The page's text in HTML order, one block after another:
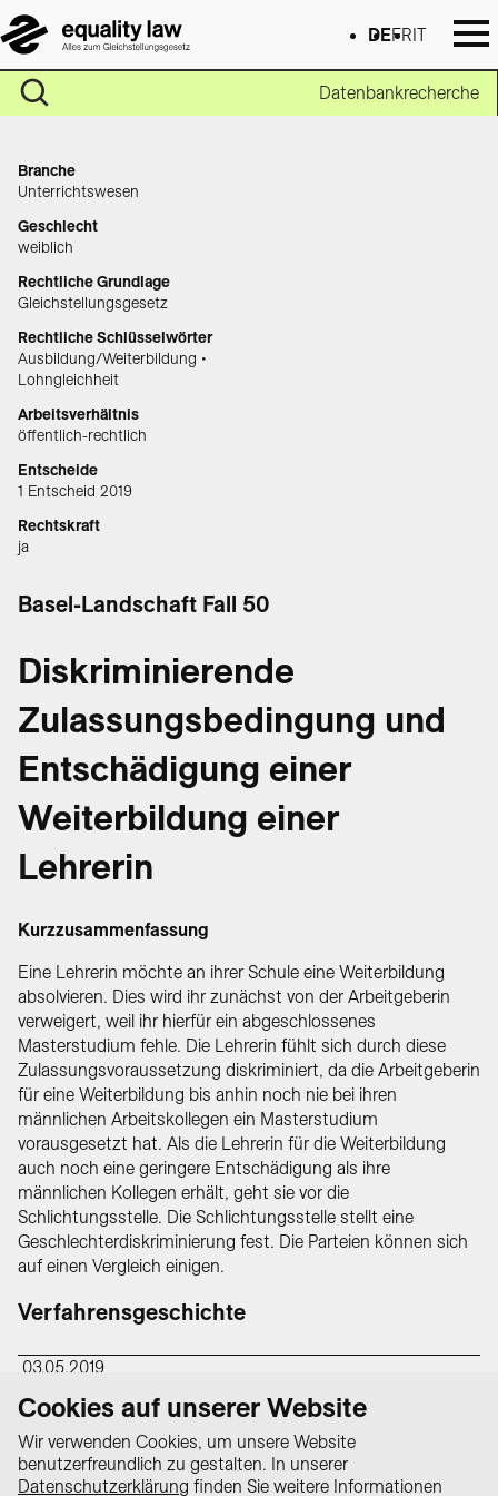
DEFR IT
Datenbankrecherche
Branche
Unterrichtswesen
Geschlecht
weiblich
Rechtliche Grundlage
Gleichstellungsgesetz
Rechtliche Schlüsselwörter
Ausbildung/Weiterbildung •
Lohngleichheit
Arbeitsverhältnis
öffentlich-rechtlich
Entscheide
1 Entscheid 2019
Rechtskraft
ja
Basel-Landschaft Fall 50
Diskriminierende
Zulassungsbedingung und
Entschädigung einer
Weiterbildung einer
Lehrerin
Kurzzusammenfassung
Eine Lehrerin möchte an ihrer Schule eine Weiterbildung
absolvieren. Dies wird ihr zunächst von der Arbeitgeberin
verweigert, weil ihr hierfür ein abgeschlossenes
Masterstudium fehle. Die Lehrerin fühlt sich durch diese
Zulassungsvoraussetzung diskriminiert, da die Arbeitgeberin
für eine Weiterbildung bis anhin noch nie bei ihren
männlichen Arbeitskollegen ein Masterstudium
vorausgesetzt hat. Als die Lehrerin für die Weiterbildung
auch noch eine geringere Entschädigung als ihre
männlichen Kollegen erhält, geht sie vor die
Schlichtungsstelle. Die Schlichtungsstelle stellt eine
Geschlechterdiskriminierung fest. Die Parteien können sich
auf einen Vergleich einigen.
Verfahrensgeschichte
03.05.2019
Die Schlichtungsstelle erzielt einen
Vergleich
Cookies auf unserer Website
Wir verwenden Cookies, um unsere Website
benutzerfreundlich zu gestalten. In unserer
Datenschutzerklärung finden Sie weitere Informationen